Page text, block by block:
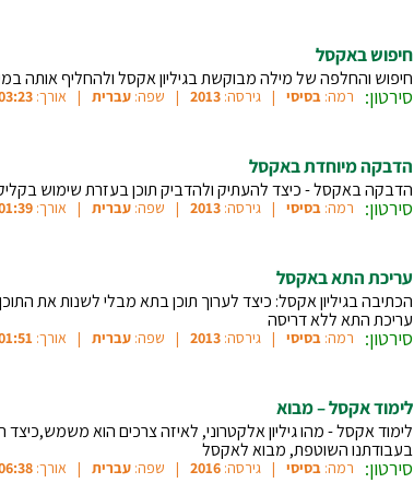
חיפוש באקסל
חיפוש והחלפה של מילה מבוקשת בגיליון אקסל ולהחליף אותה
סירטון: רמה: בסיסי גירסה: 2013 שפה: עברית אורך:
הדבקה מיוחדת באקסל
הדבקה באקסל - כיצד להעתיק ולהדביק תוכן בעזרת שימוש
סירטון: רמה: בסיסי גירסה: 2013 שפה: עברית אורך:
עריכת התא באקסל
הכתיבה בגיליון אקסל: כיצד לערוך תוכן בתא מבלי לשנות את
עריכת התא ללא דריסה
סירטון: רמה: בסיסי גירסה: 2013 שפה: עברית אורך:
לימוד אקסל – מבוא
לימוד אקסל - מהו גיליון אלקטרוני, לאיזה צרכים הוא משמש,כיצד
בעבודתנו השוטפת, מבוא לאקסל
סירטון: רמה: בסיסי גירסה: 2016 שפה: עברית אורך: